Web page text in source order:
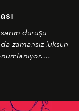
duruşu
zamansız lüksün